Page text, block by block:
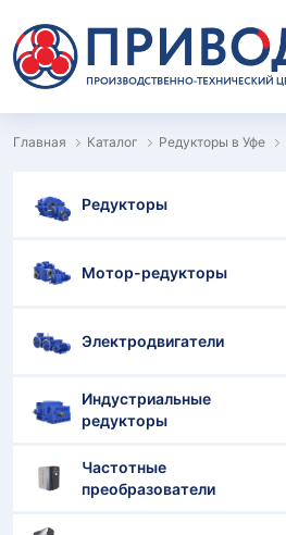
Главная Каталог Редукторы в Уфе
Редукторы
Мотор-редукторы
Электродвигатели
Индустриальные
редукторы
Частотные
преобразователи